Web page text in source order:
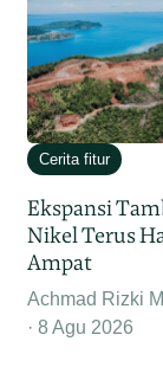
Cerita fitur
Ekspansi
Nikel Terus
Ampat
Achmad Rizki
8 Agu 2026